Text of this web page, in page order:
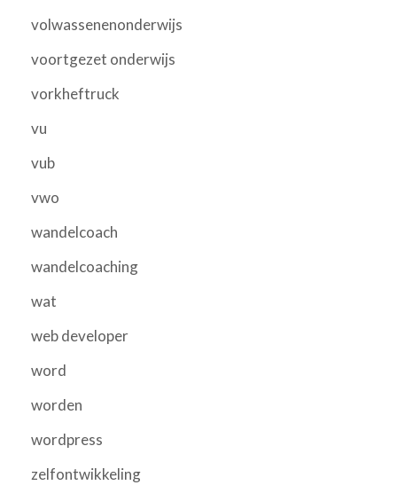
volwassenenonderwijs
voortgezet onderwijs
vorkheftruck
vu
vub
vwo
wandelcoach
wandelcoaching
wat
web developer
word
worden
wordpress
zelfontwikkeling